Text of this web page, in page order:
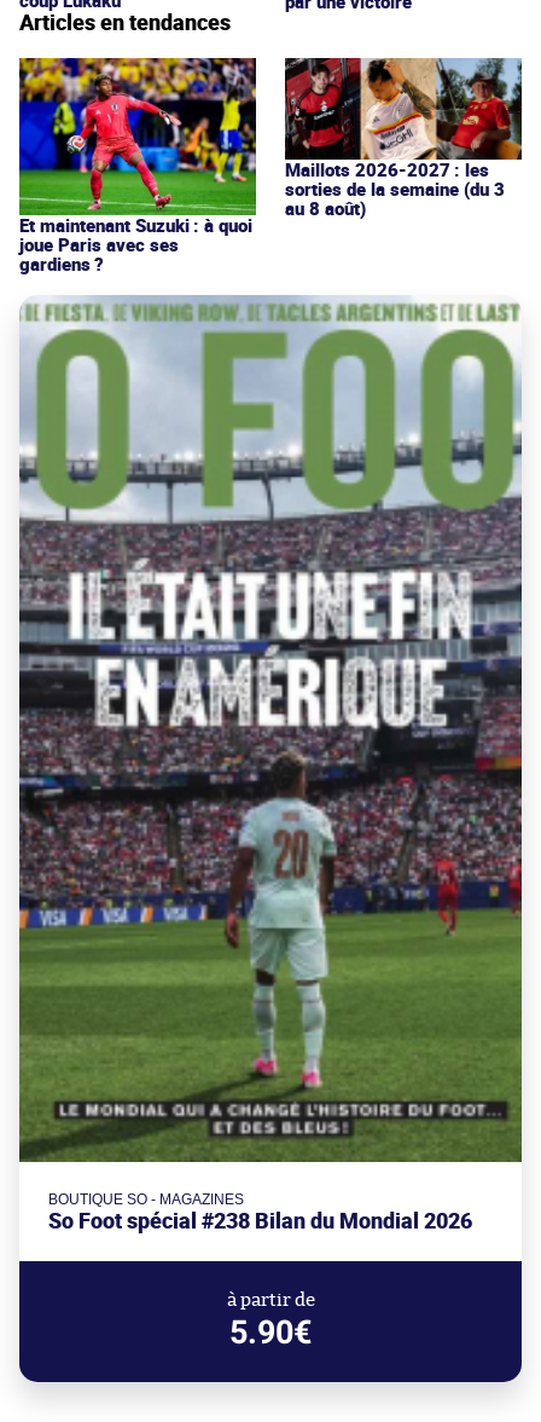
Articles en tendances
Et maintenant Suzuki : à quoi
joue Paris avec ses
gardiens ?
Maillots 2026-2027 : les
sorties de la semaine (du 3
au 8 août)
BOUTIQUE SO - MAGAZINES
So Foot spécial #238 Bilan du Mondial 2026
à partir de
5.90€